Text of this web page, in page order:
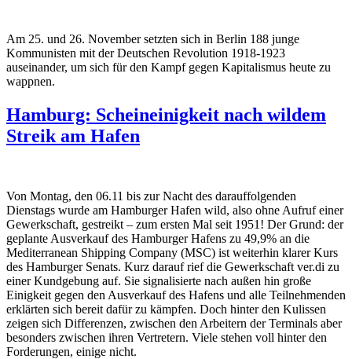
Am 25. und 26. November setzten sich in Berlin 188 junge
Kommunisten mit der Deutschen Revolution 1918-1923
auseinander, um sich für den Kampf gegen Kapitalismus heute zu
wappnen.
Hamburg: Scheineinigkeit nach wildem
Streik am Hafen
Von Montag, den 06.11 bis zur Nacht des darauffolgenden
Dienstags wurde am Hamburger Hafen wild, also ohne Aufruf einer
Gewerkschaft, gestreikt – zum ersten Mal seit 1951! Der Grund: der
geplante Ausverkauf des Hamburger Hafens zu 49,9% an die
Mediterranean Shipping Company (MSC) ist weiterhin klarer Kurs
des Hamburger Senats. Kurz darauf rief die Gewerkschaft ver.di zu
einer Kundgebung auf. Sie signalisierte nach außen hin große
Einigkeit gegen den Ausverkauf des Hafens und alle Teilnehmenden
erklärten sich bereit dafür zu kämpfen. Doch hinter den Kulissen
zeigen sich Differenzen, zwischen den Arbeitern der Terminals aber
besonders zwischen ihren Vertretern. Viele stehen voll hinter den
Forderungen, einige nicht.